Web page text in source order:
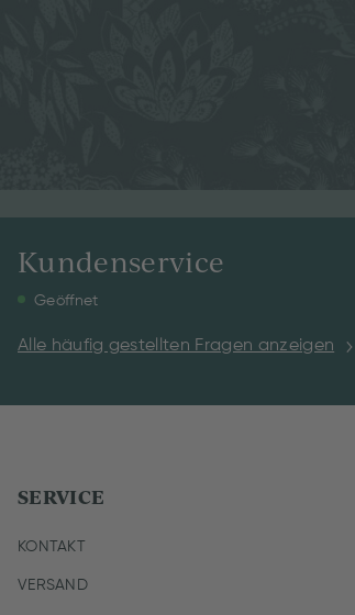
Kundenservice
Geöffnet
Alle häufig gestellten Fragen anzeigen
SERVICE
KONTAKT
VERSAND